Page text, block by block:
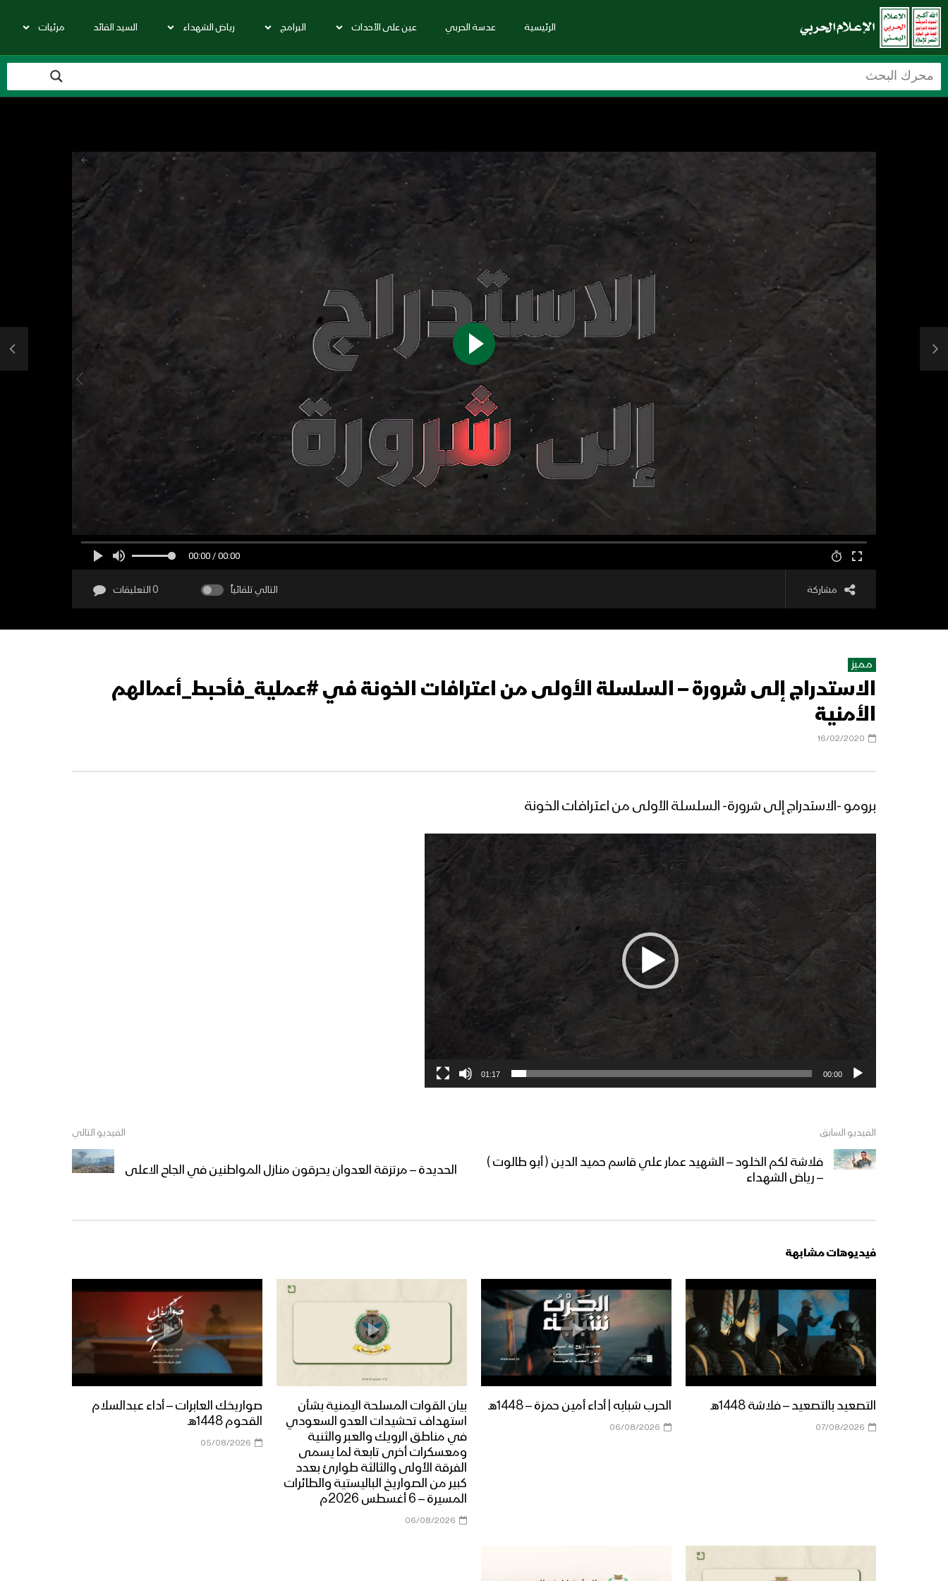
الرئيسية عدسة الحربي عين على الأحداث البرامج رياض الشهداء السيد القائد مرئيات
00:00 / 00:00
مشاركة التالي تلقائياً 0 التعليقات
مميز
الاستدراج إلى شرورة – السلسلة الأولى من اعترافات الخونة في #عملية_فأحبط_أعمالهم
الأمنية
16/02/2020
برومو -الاستدراج إلى شرورة- السلسلة الأولى من اعترافات الخونة
الفيديو
00:00
01:17
الفيديو السابق
فلاشة لكم الخلود – الشهيد عمار علي قاسم حميد الدين ( أبو طالوت )
– رياض الشهداء
الفيديو التالي
الحديدة – مرتزقة العدوان يحرقون منازل المواطنين في الجاح الاعلى
فيديوهات مشابهة
التصعيد بالتصعيد – فلاشة 1448هـ
07/08/2026
الحرب شبابه | أداء أمين حمزة – 1448هـ
06/08/2026
بيان القوات المسلحة اليمنية بشأن
استهداف تحشيدات العدو السعودي
في مناطق الرويك والعبر والثنية
ومعسكرات أخرى تابعة لما يسمى
الفرقة الأولى والثالثة طوارئ بعدد
كبير من الصواريخ الباليستية والطائرات
المسيرة – 6 أغسطس 2026م
06/08/2026
صواريخك العابرات – أداء عبدالسلام
القحوم 1448هـ
05/08/2026